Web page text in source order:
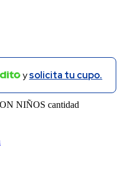
ysolicita tu cupo.
NIÑOS cantidad